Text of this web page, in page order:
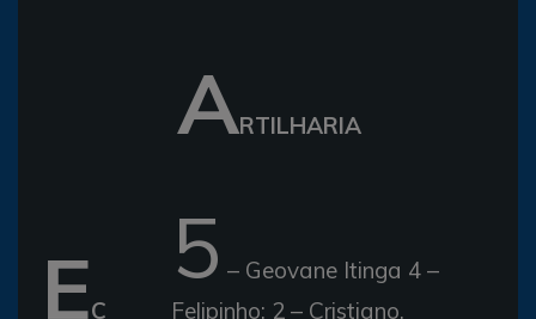
ARTILHARIA
EC
5 – Geovane Itinga 4 –
Felipinho; 2 – Cristiano,